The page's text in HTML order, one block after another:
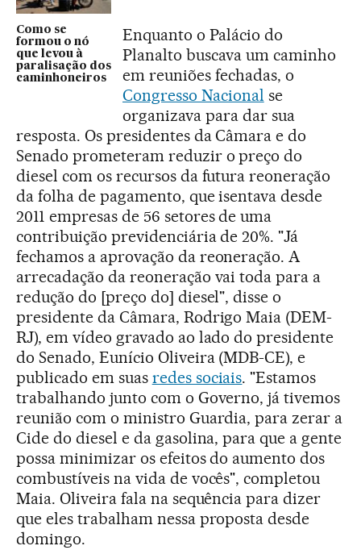
Como se
formou o nó
que levou à
paralisação dos
caminhoneiros
Enquanto o Palácio do
Planalto buscava um caminho
em reuniões fechadas, o
Congresso Nacional se
organizava para dar sua
resposta. Os presidentes da Câmara e do
Senado prometeram reduzir o preço do
diesel com os recursos da futura reoneração
da folha de pagamento, que isentava desde
2011 empresas de 56 setores de uma
contribuição previdenciária de 20%. "Já
fechamos a aprovação da reoneração. A
arrecadação da reoneração vai toda para a
redução do [preço do] diesel", disse o
presidente da Câmara, Rodrigo Maia (DEM-
RJ), em vídeo gravado ao lado do presidente
do Senado, Eunício Oliveira (MDB-CE), e
publicado em suas redes sociais. "Estamos
trabalhando junto com o Governo, já tivemos
reunião com o ministro Guardia, para zerar a
Cide do diesel e da gasolina, para que a gente
possa minimizar os efeitos do aumento dos
combustíveis na vida de vocês", completou
Maia. Oliveira fala na sequência para dizer
que eles trabalham nessa proposta desde
domingo.